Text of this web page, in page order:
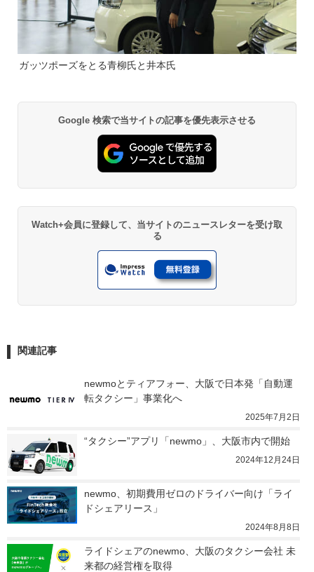
ガッツポーズをとる青柳氏と井本氏
Google 検索で当サイトの記事を優先表示させる
Watch+会員に登録して、当サイトのニュースレターを受け取
る
関連記事
newmoとティアフォー、大阪で日本発「自動運
転タクシー」事業化へ
2025年7月2日
“タクシー”アプリ「newmo」、大阪市内で開始
2024年12月24日
newmo、初期費用ゼロのドライバー向け「ライ
ドシェアリース」
2024年8月8日
ライドシェアのnewmo、大阪のタクシー会社 未
来都の経営権を取得